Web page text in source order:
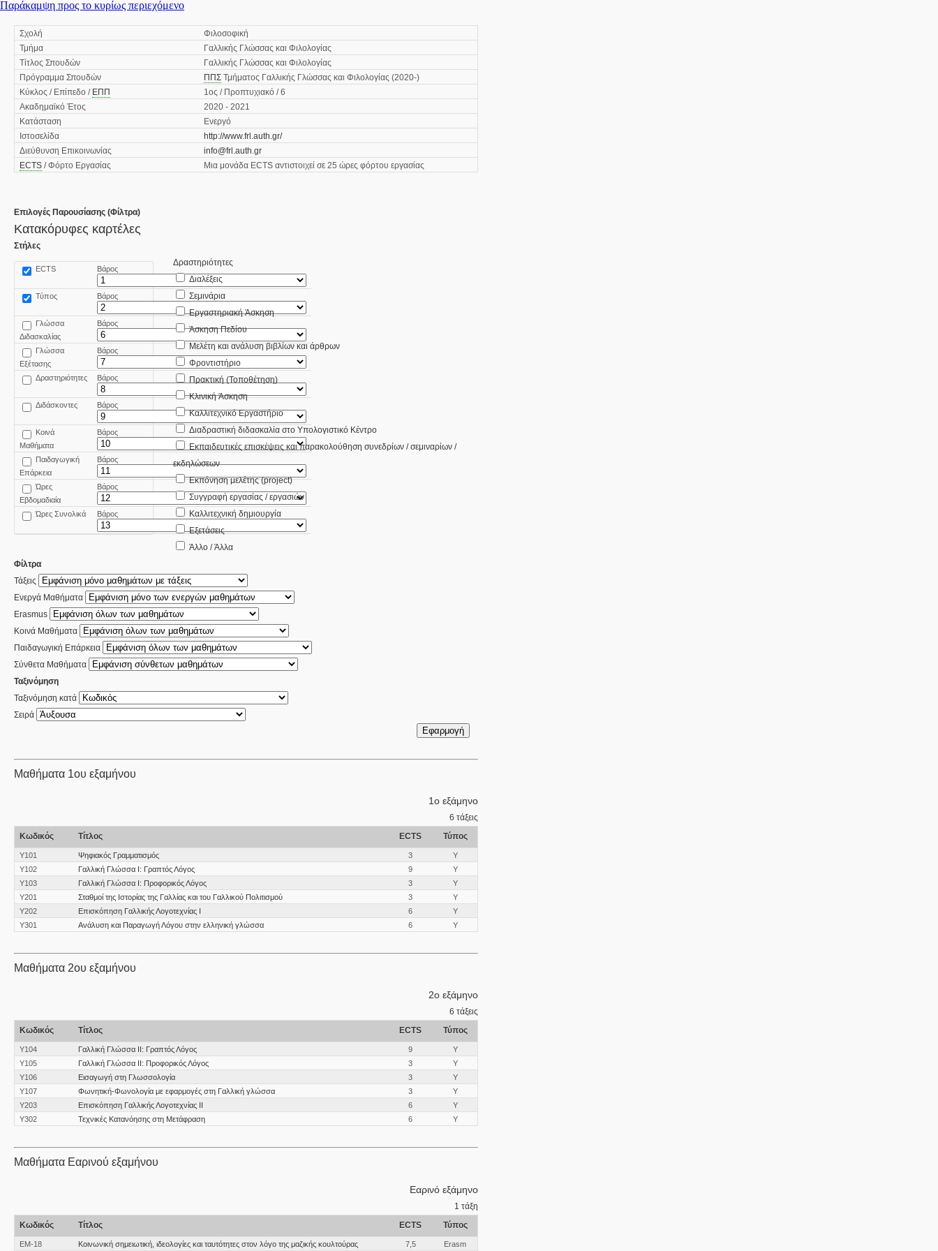
Παράκαμψη προς το κυρίως περιεχόμενο
Σχολή
Φιλοσοφική
Τμήμα
Γαλλικής Γλώσσας και Φιλολογίας
Τίτλος Σπουδών
Γαλλικής Γλώσσας και Φιλολογίας
Πρόγραμμα Σπουδών
ΠΠΣ Τμήματος Γαλλικής Γλώσσας και Φιλολογίας (2020-)
Κύκλος / Επίπεδο / ΕΠΠ
1ος / Προπτυχιακό / 6
Ακαδημαϊκό Έτος
2020 - 2021
Κατάσταση
Ενεργό
Ιστοσελίδα
http://www.frl.auth.gr/
Διεύθυνση Επικοινωνίας
info@frl.auth.gr
ECTS / Φόρτο Εργασίας Μια μονάδα ECTS αντιστοιχεί σε 25 ώρες φόρτου εργασίας
Επιλογές Παρουσίασης (Φίλτρα)
Κατακόρυφες καρτέλες
Στήλες
ECTS Βάρος
Τύπος Βάρος
Γλώσσα
Διδασκαλίας
Βάρος
Γλώσσα
Εξέτασης
Βάρος
Δραστηριότητες Βάρος
Διδάσκοντες Βάρος
Κοινά
Μαθήματα
Βάρος
Παιδαγωγική
Επάρκεια
Βάρος
Ώρες
Εβδομαδιαία
Βάρος
Ώρες Συνολικά Βάρος
Δραστηριότητες
Διαλέξεις
Σεμινάρια
Εργαστηριακή Άσκηση
Άσκηση Πεδίου
Μελέτη και ανάλυση βιβλίων και άρθρων
Φροντιστήριο
Πρακτική (Τοποθέτηση)
Κλινική Άσκηση
Καλλιτεχνικό Εργαστήριο
Διαδραστική διδασκαλία στο Υπολογιστικό Κέντρο
Εκπαιδευτικές επισκέψεις και παρακολούθηση συνεδρίων / σεμιναρίων /
εκδηλώσεων
Εκπόνηση μελέτης (project)
Συγγραφή εργασίας / εργασιών
Καλλιτεχνική δημιουργία
Εξετάσεις
Άλλο / Άλλα
Φίλτρα
Τάξεις
Ενεργά Μαθήματα
Erasmus
Κοινά Μαθήματα
Παιδαγωγική Επάρκεια
Σύνθετα Μαθήματα
Ταξινόμηση
Ταξινόμηση κατά
Σειρά
Μαθήματα 1ου εξαμήνου
1ο εξάμηνο
6 τάξεις
Κωδικός
Τίτλος ECTS Τύπος
Υ101 Ψηφιακός Γραμματισμός 3
Υ
Υ102
Γαλλική Γλώσσα I: Γραπτός Λόγος 9
Υ
Υ103
Γαλλική Γλώσσα I: Προφορικός Λόγος 3
Υ
Υ201
Σταθμοί της Ιστορίας της Γαλλίας και του Γαλλικού Πολιτισμού 3
Υ
Υ202
Επισκόπηση Γαλλικής Λογοτεχνίας Ι 6
Υ
Υ301
Ανάλυση και Παραγωγή Λόγου στην ελληνική γλώσσα 6 Υ
Μαθήματα 2ου εξαμήνου
2ο εξάμηνο
6 τάξεις
Κωδικός
Τίτλος ECTS Τύπος
Υ104 Γαλλική Γλώσσα II: Γραπτός Λόγος 9
Υ
Υ105
Γαλλική Γλώσσα II: Προφορικός Λόγος 3
Υ
Υ106
Εισαγωγή στη Γλωσσολογία 3
Υ
Υ107
Φωνητική-Φωνολογία με εφαρμογές στη Γαλλική γλώσσα 3
Υ
Υ203
Επισκόπηση Γαλλικής Λογοτεχνίας ΙΙ 6
Υ
Υ302
Τεχνικές Κατανόησης στη Μετάφραση 6 Υ
Μαθήματα Εαρινού εξαμήνου
Εαρινό εξάμηνο
1 τάξη
Κωδικός
Τίτλος ECTS Τύπος
ΕΜ-18 Κοινωνική σημειωτική, ιδεολογίες και ταυτότητες στον λόγο της μαζικής κουλτούρας 7,5 Erasm